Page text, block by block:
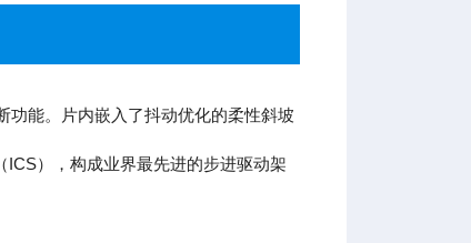
功能。片内嵌入了抖动优化的柔性斜坡
），构成业界最先进的步进驱动架